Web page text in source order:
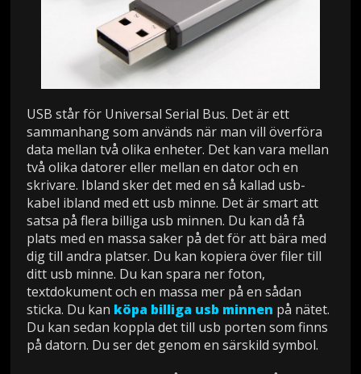
USB står för Universal Serial Bus. Det är ett
sammanhang som används när man vill överföra
data mellan två olika enheter. Det kan vara mellan
två olika datorer eller mellan en dator och en
skrivare. Ibland sker det med en så kallad usb-
kabel ibland med ett usb minne. Det är smart att
satsa på flera billiga usb minnen. Du kan då få
plats med en massa saker på det för att bära med
dig till andra platser. Du kan kopiera över filer till
ditt usb minne. Du kan spara ner foton,
textdokument och en massa mer på en sådan
sticka. Du kan köpa billiga usb minnen på nätet.
Du kan sedan koppla det till usb porten som finns
på datorn. Du ser det genom en särskild symbol.